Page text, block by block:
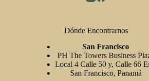
Dónde Encontrarnos
San Francisco
PH The Towers Business
Local 4 Calle 50 y, Calle 66
San Francisco, Panamá